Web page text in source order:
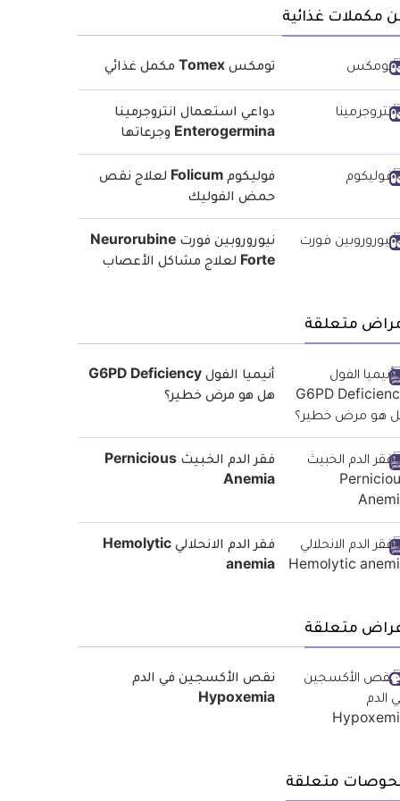
مكملات غذائية
تومكس Tomex مكمل غذائي
دواعي استعمال انتروجرمينا
Enterogermina وجرعاتها
فوليكوم Folicum لعلاج نقص
حمض الفوليك
نيوروروبين فورت Neurorubine
Forte لعلاج مشاكل الأعصاب
متعلقة
أنيميا الفول G6PD Deficiency
هل هو مرض خطير؟
فقر الدم الخبيث Pernicious
Anemia
فقر الدم الانحلالي Hemolytic
anemia
متعلقة
نقص الأكسجين في الدم
Hypoxemia
متعلقة